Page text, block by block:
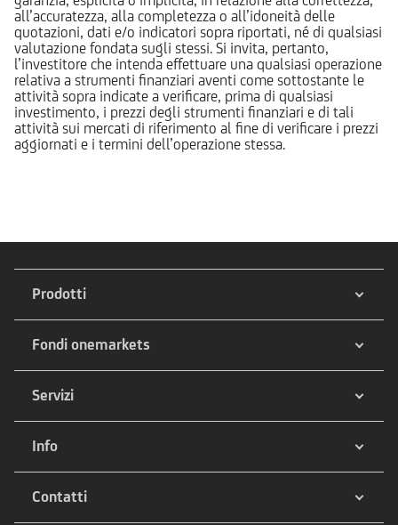
all’accuratezza, alla completezza o all’idoneità delle
quotazioni, dati e/o indicatori sopra riportati, né di qualsiasi
valutazione fondata sugli stessi. Si invita, pertanto,
l’investitore che intenda effettuare una qualsiasi operazione
relativa a strumenti finanziari aventi come sottostante le
attività sopra indicate a verificare, prima di qualsiasi
investimento, i prezzi degli strumenti finanziari e di tali
attività sui mercati di riferimento al fine di verificare i prezzi
aggiornati e i termini dell’operazione stessa.
Prodotti
Fondi onemarkets
Servizi
Info
Contatti